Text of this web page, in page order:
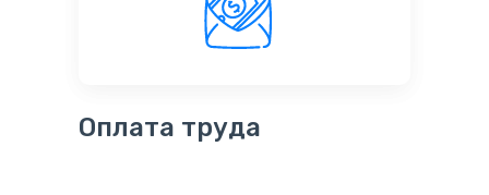
Оплата труда